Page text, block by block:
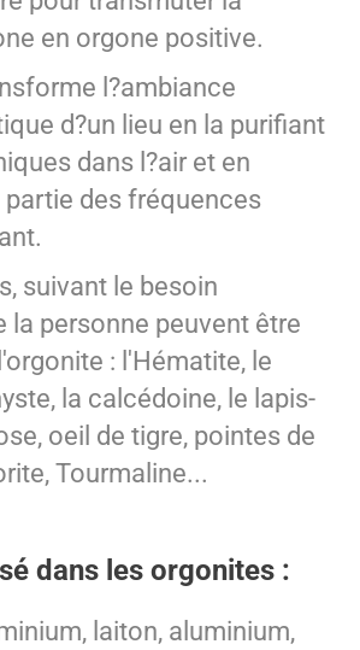
en orgone positive.
l?ambiance
d?un lieu en la purifiant
dans l?air et en
des fréquences
suivant le besoin
la personne peuvent être
: l'Hématite, le
la calcédoine, le lapis-
oeil de tigre, pointes de
Tourmaline...
dans les orgonites :
laiton, aluminium,